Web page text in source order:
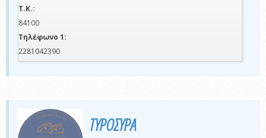
Τ.Κ.:
84100
Τηλέφωνο 1:
2281042390
ΤΥΡΟΣΥΡΑ